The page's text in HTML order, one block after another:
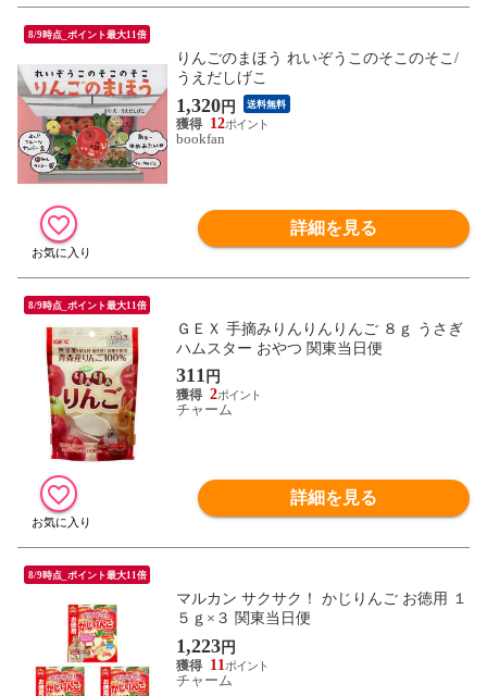
8/9時点_ポイント最大11倍
りんごのまほう れいぞうこのそこのそこ/
うえだしげこ
1,320円 送料無料
12
bookfan
詳細を見る
8/9時点_ポイント最大11倍
ＧＥＸ 手摘みりんりんりんご ８ｇ うさぎ
ハムスター おやつ 関東当日便
311 円
2
チャーム
詳細を見る
8/9時点_ポイント最大11倍
マルカン サクサク！ かじりんご お徳用 １
５ｇ×３ 関東当日便
1,223円
11
チャーム